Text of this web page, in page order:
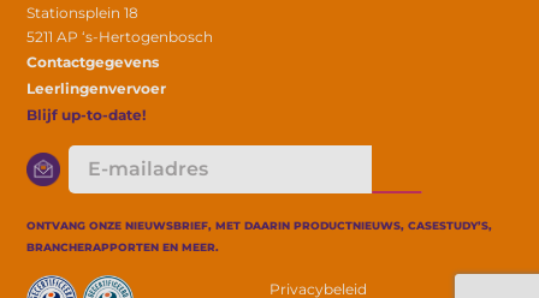
Stationsplein 18
5211 AP ‘s-Hertogenbosch
Contactgegevens
Leerlingenvervoer
Blijf up-to-date!
E-
mailadres
ONTVANG ONZE NIEUWSBRIEF, MET DAARIN PRODUCTNIEUWS, CASESTUDY’S,
BRANCHERAPPORTEN EN MEER.
Privacybeleid